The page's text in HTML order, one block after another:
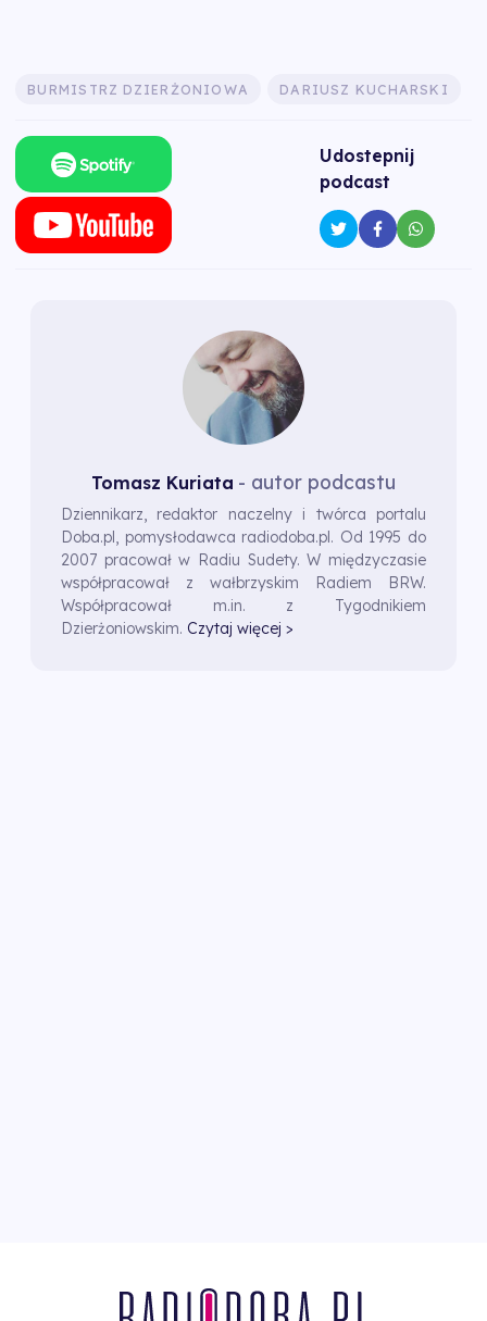
BURMISTRZ DZIERŻONIOWA DARIUSZ KUCHARSKI
Udostepnij
podcast
Tomasz Kuriata - autor podcastu
Dziennikarz, redaktor naczelny i twórca portalu
Doba.pl, pomysłodawca radiodoba.pl. Od 1995 do
2007 pracował w Radiu Sudety. W międzyczasie
współpracował z wałbrzyskim Radiem BRW.
Współpracował m.in. z Tygodnikiem
Dzierżoniowskim. Czytaj więcej >